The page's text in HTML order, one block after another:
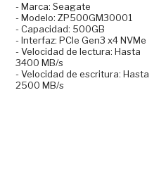
- Marca: Seagate
- Modelo: ZP500GM30001
- Capacidad: 500GB
- Interfaz: PCIe Gen3 x4 NVMe
- Velocidad de lectura: Hasta
3400 MB/s
- Velocidad de escritura: Hasta
2500 MB/s